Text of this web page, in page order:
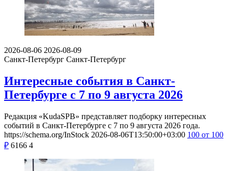
2026-08-06 2026-08-09
Санкт-Петербург Санкт-Петербург
Интересные события в Санкт-
Петербурге с 7 по 9 августа 2026
Редакция «KudaSPB» представляет подборку интересных
событий в Санкт-Петербурге с 7 по 9 августа 2026 года.
https://schema.org/InStock 2026-08-06T13:50:00+03:00 100 от 100
₽ 6166 4